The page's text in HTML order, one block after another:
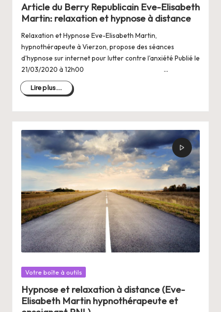
Article du Berry Republicain Eve-Elisabeth
Martin: relaxation et hypnose à distance
Relaxation et Hypnose Eve-Elisabeth Martin,
hypnothérapeute à Vierzon, propose des séances
d'hypnose sur internet pour lutter contre l'anxiété Publié le
21/03/2020 à 12h00 …
Lire plus...
Posté
Votre boîte à outils
Hypnose et relaxation à distance (Eve-
Elisabeth Martin hypnothérapeute et